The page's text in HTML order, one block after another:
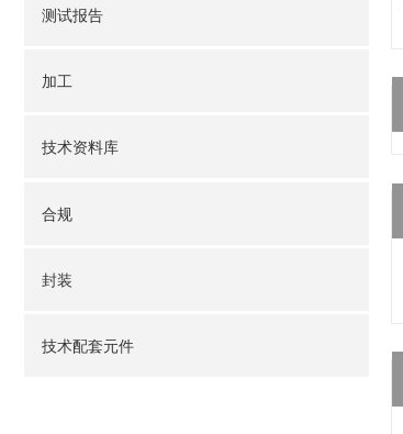
测试报告
加工
技术资料库
合规
封装
技术配套元件